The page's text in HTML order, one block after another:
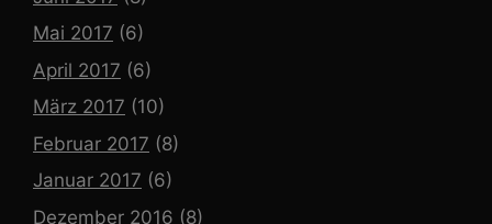
Mai 2017 (6)
April 2017 (6)
März 2017 (10)
Februar 2017 (8)
Januar 2017 (6)
Dezember 2016 (8)